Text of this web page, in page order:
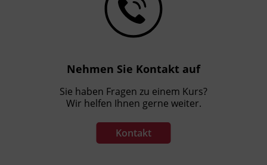
Nehmen Sie Kontakt auf
Sie haben Fragen zu einem Kurs?
Wir helfen Ihnen gerne weiter.
Kontakt